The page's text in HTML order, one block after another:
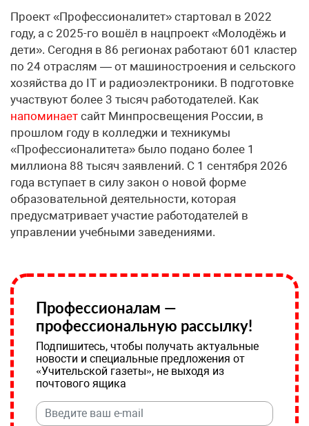
Проект «Профессионалитет» стартовал в 2022
году, а с 2025-го вошёл в нацпроект «Молодёжь и
дети». Сегодня в 86 регионах работают 601 кластер
по 24 отраслям — от машиностроения и сельского
хозяйства до IT и радиоэлектроники. В подготовке
участвуют более 3 тысяч работодателей. Как
напоминает сайт Минпросвещения России, в
прошлом году в колледжи и техникумы
«Профессионалитета» было подано более 1
миллиона 88 тысяч заявлений. С 1 сентября 2026
года вступает в силу закон о новой форме
образовательной деятельности, которая
предусматривает участие работодателей в
управлении учебными заведениями.
Профессионалам —
профессиональную рассылку!
Подпишитесь, чтобы получать актуальные
новости и специальные предложения от
«Учительской газеты», не выходя из
почтового ящика